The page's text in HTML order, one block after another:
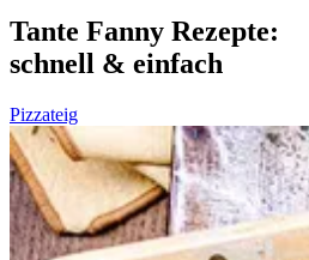
Tante Fanny Rezepte:
schnell & einfach
Pizzateig